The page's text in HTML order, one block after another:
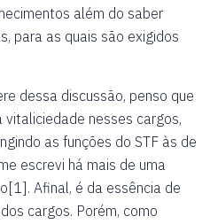
além do saber
para as quais são exigidos
dessa discussão, penso que
vitaliciedade nesses cargos,
as funções do STF às de
escrevi há mais de uma
Afinal, é da essência de
cargos. Porém, como